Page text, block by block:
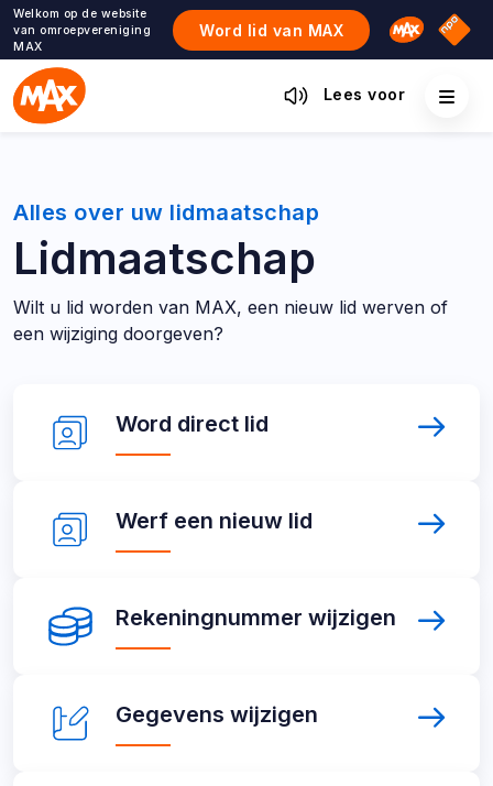
Ga
naar
de
inhoud
Welkom op de website
van omroepvereniging
MAX
Word lid van MAX Omroep
NPO
Lees voor
Alles over uw lidmaatschap
Lidmaatschap
Wilt u lid worden van MAX, een nieuw lid werven of
een wijziging doorgeven?
naar
links
Word direct lid
direct
Werf een nieuw lid
nieuw
Rekeningnummer wijzigen
wijzigen
Gegevens wijzigen
wijzigen